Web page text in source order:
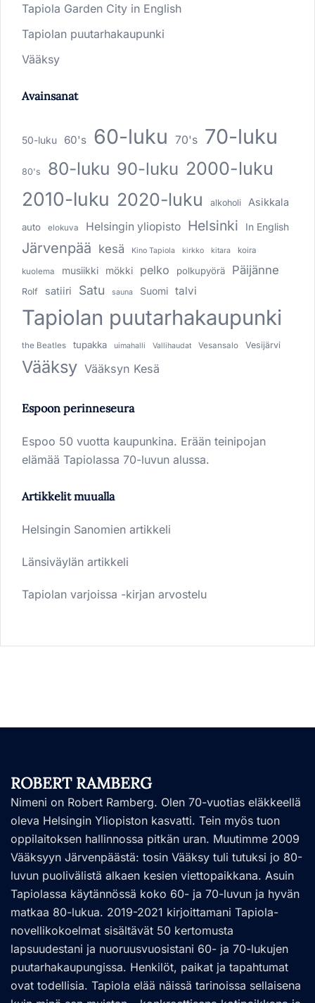
Tapiola Garden City in English
Tapiolan puutarhakaupunki
Vääksy
Avainsanat
50-luku 60's 60-luku 70's 70-luku
80's 80-luku 90-luku 2000-luku
2010-luku 2020-luku alkoholi Asikkala
auto elokuva Helsingin yliopisto Helsinki In English
Järvenpää kesä Kino Tapiola kirkko kitara koira
kuolema musiikki mökki pelko polkupyörä Päijänne
Rolf satiiri Satu sauna Suomi talvi
Tapiolan puutarhakaupunki
the Beatles tupakka uimahalli Vallihaudat Vesansalo Vesijärvi
Vääksy Vääksyn Kesä
Espoon perinneseura
Espoo 50 vuotta kaupunkina. Erään teinipojan
elämää Tapiolassa 70-luvun alussa.
Artikkelit muualla
Helsingin Sanomien artikkeli
Länsiväylän artikkeli
Tapiolan varjoissa -kirjan arvostelu
ROBERT RAMBERG
Nimeni on Robert Ramberg. Olen 70-vuotias eläkkeellä
oleva Helsingin Yliopiston kasvatti. Tein myös tuon
oppilaitoksen hallinnossa pitkän uran. Muutimme 2009
Vääksyyn Järvenpäästä: tosin Vääksy tuli tutuksi jo 80-
luvun puolivälistä alkaen kesien viettopaikkana. Asuin
Tapiolassa käytännössä koko 60- ja 70-luvun ja hyvän
matkaa 80-lukua. 2019-2021 kirjoittamani Tapiola-
novellikokoelmat sisältävät 50 kertomusta
lapsuudestani ja nuoruusvuosistani 60- ja 70-lukujen
puutarhakaupungissa. Henkilöt, paikat ja tapahtumat
ovat todellisia. Tapiola elää näissä tarinoissa sellaisena